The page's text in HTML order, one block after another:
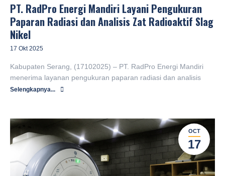
PT. RadPro Energi Mandiri Layani Pengukuran
Paparan Radiasi dan Analisis Zat Radioaktif Slag
Nikel
17 Okt 2025
Kabupaten Serang, (17102025) – PT. RadPro Energi Mandiri
menerima layanan pengukuran paparan radiasi dan analisis
Selengkapnya...
OCT
17